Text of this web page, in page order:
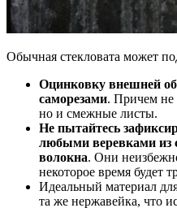
Обычная стекловата может
Оцинковку внешней
саморезами. Причем не
но и смежные листы.
Не пытайтесь
любыми веревками из
волокна. Они
некоторое время будет
Идеальный материал
та же нержавейка, что